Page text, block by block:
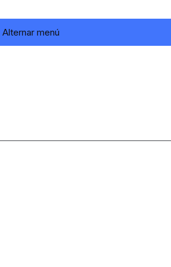
Alternar menú